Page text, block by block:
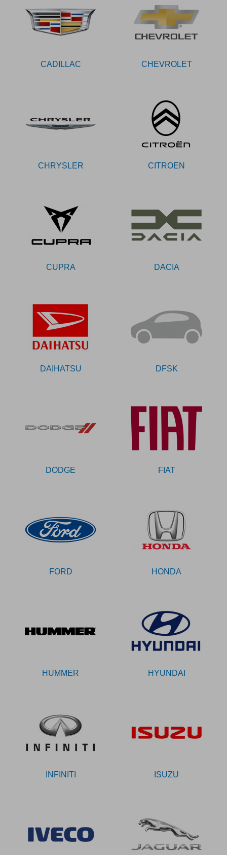
CADILLAC CHEVROLET
CHRYSLER CITROEN
CUPRA DACIA
DAIHATSU DFSK
DODGE FIAT
FORD HONDA
HUMMER HYUNDAI
INFINITI ISUZU